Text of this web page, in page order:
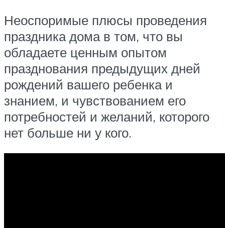
Неоспоримые плюсы проведения
праздника дома в том, что вы
обладаете ценным опытом
празднования предыдущих дней
рождений вашего ребенка и
знанием, и чувствованием его
потребностей и желаний, которого
нет больше ни у кого.